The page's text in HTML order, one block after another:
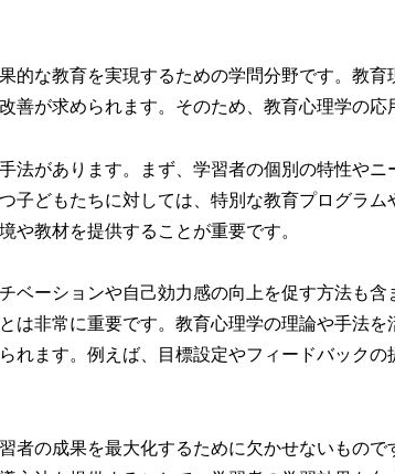
的な教育を実現するための学問分野です。教
善が求められます。そのため、教育心理学の応
法があります。まず、学習者の個別の特性や
子どもたちに対しては、特別な教育プログラ
や教材を提供することが重要です。
ベーションや自己効力感の向上を促す方法も
は非常に重要です。教育心理学の理論や手法
れます。例えば、目標設定やフィードバック
者の成果を最大化するために欠かせないもの